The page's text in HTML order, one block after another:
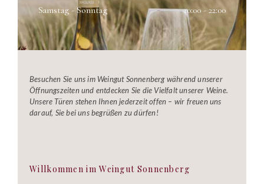
Samstag - Sonntag 10:00 - 22:00
Besuchen Sie uns im Weingut Sonnenberg während unserer
Öffnungszeiten und entdecken Sie die Vielfalt unserer Weine.
Unsere Türen stehen Ihnen jederzeit offen – wir freuen uns
darauf, Sie bei uns begrüßen zu dürfen!
Willkommen im Weingut Sonnenberg